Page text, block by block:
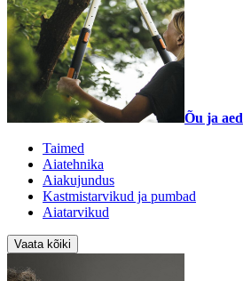
Õu ja aed
Taimed
Aiatehnika
Aiakujundus
Kastmistarvikud ja pumbad
Aiatarvikud
Vaata kõiki